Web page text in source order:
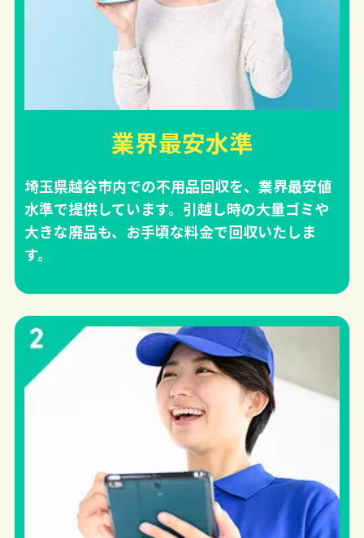
業界最安水準
埼玉県越谷市内での不用品回収を、業界最安値
水準で提供しています。引越し時の大量ゴミや
大きな廃品も、お手頃な料金で回収いたしま
す。